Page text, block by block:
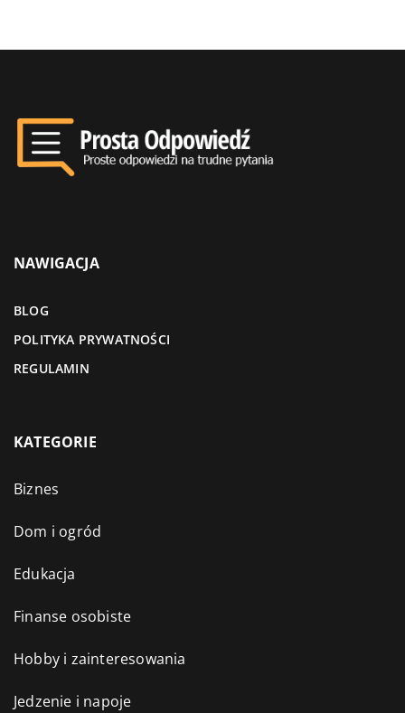
NAWIGACJA
BLOG
POLITYKA PRYWATNOŚCI
REGULAMIN
KATEGORIE
Biznes
Dom i ogród
Edukacja
Finanse osobiste
Hobby i zainteresowania
Jedzenie i napoje